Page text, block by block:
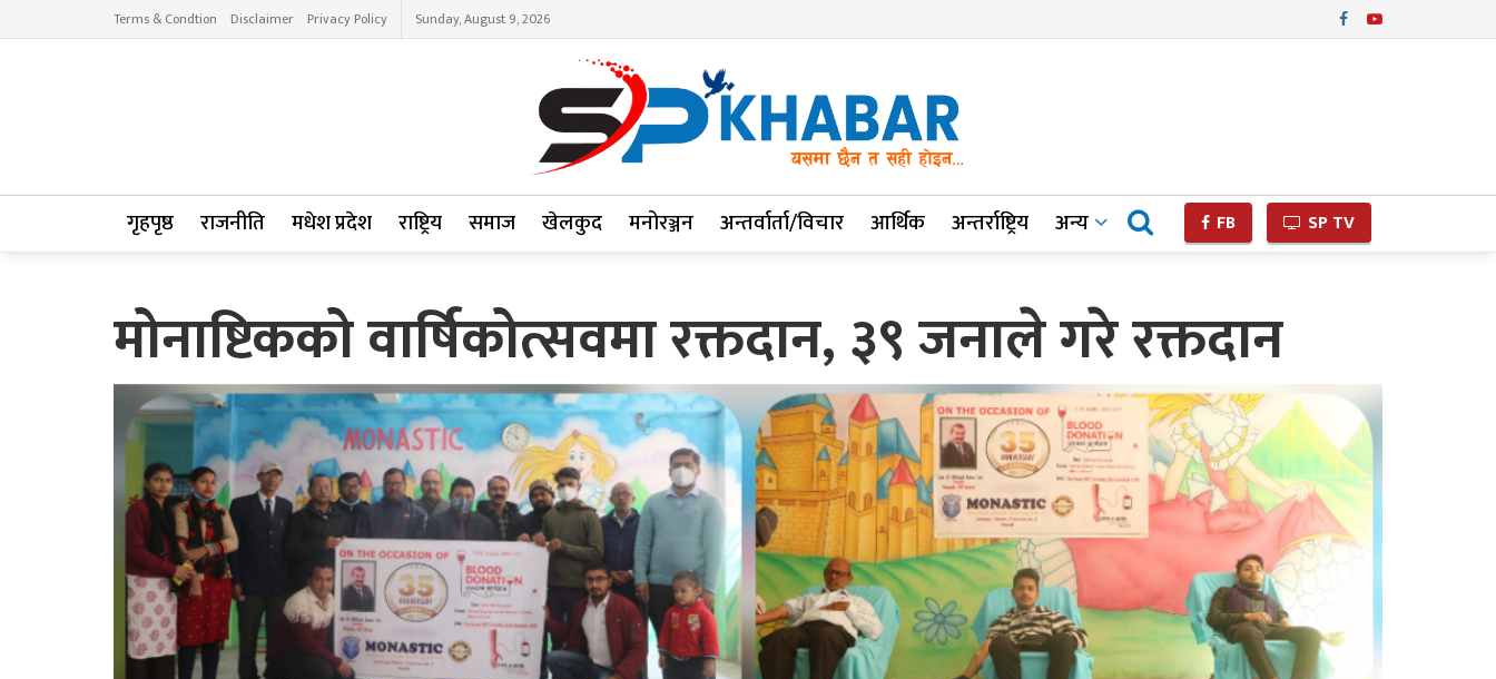
Terms & Condtion Disclaimer Privacy Policy Sunday, August 9, 2026
गृहपृष्ठ राजनीति मधेश प्रदेश राष्ट्रिय समाज खेलकुद मनोरञ्जन अन्तर्वार्ता/विचार आर्थिक अन्तर्राष्ट्रिय अन्य FB SP TV
मोनाष्टिकको वार्षिकोत्सवमा रक्तदान, ३९ जनाले गरे रक्तदान